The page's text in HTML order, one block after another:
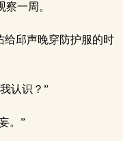
一周。
邱声晚穿防护服的时
认识？”
。”